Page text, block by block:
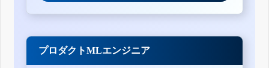
プロダクトMLエンジニア